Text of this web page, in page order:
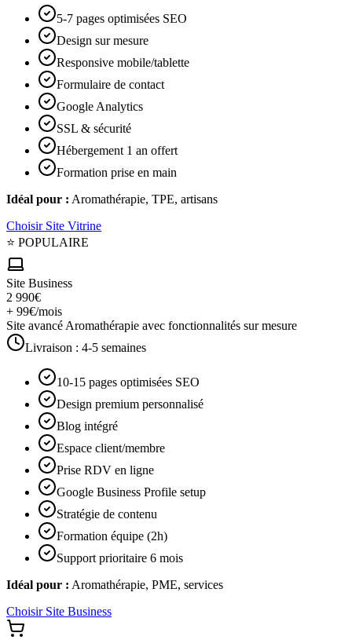
5-7 pages optimisées SEO
Design sur mesure
Responsive mobile/tablette
Formulaire de contact
Google Analytics
SSL & sécurité
Hébergement 1 an offert
Formation prise en main
Idéal pour : Aromathérapie, TPE, artisans
Choisir Site Vitrine
⭐ POPULAIRE
Site Business
2 990€
+ 99€/mois
Site avancé Aromathérapie avec fonctionnalités sur mesure
Livraison : 4-5 semaines
10-15 pages optimisées SEO
Design premium personnalisé
Blog intégré
Espace client/membre
Prise RDV en ligne
Google Business Profile setup
Stratégie de contenu
Formation équipe (2h)
Support prioritaire 6 mois
Idéal pour : Aromathérapie, PME, services
Choisir Site Business